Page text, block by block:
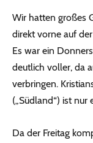
Wir hatten großes
direkt vorne auf
Es war ein
deutlich voller, da
verbringen.
(„Südland“) ist
Da der Freitag